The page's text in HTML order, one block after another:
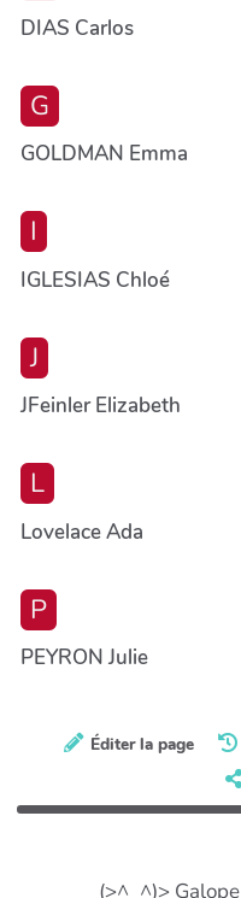
DIAS Carlos
G
GOLDMAN Emma
I
IGLESIAS Chloé
J
JFeinler Elizabeth
L
Lovelace Ada
P
PEYRON Julie
Éditer la page
(>^_^)>